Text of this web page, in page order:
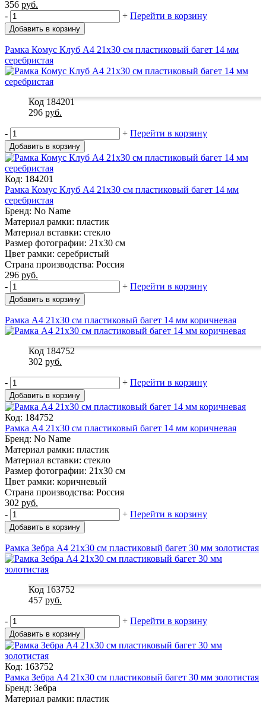
356 руб.
-
+ Перейти в корзину
Добавить в корзину
Рамка Комус Клуб А4 21x30 см пластиковый багет 14 мм
серебристая
Код 184201
296 руб.
- + Перейти в корзину
Добавить в корзину
Код: 184201
Рамка Комус Клуб А4 21x30 см пластиковый багет 14 мм
серебристая
Бренд: No Name
Материал рамки: пластик
Материал вставки: стекло
Размер фотографии: 21x30 см
Цвет рамки: серебристый
Страна производства: Россия
296 руб.
-
+ Перейти в корзину
Добавить в корзину
Рамка А4 21x30 см пластиковый багет 14 мм коричневая
Код 184752
302 руб.
- + Перейти в корзину
Добавить в корзину
Код: 184752
Рамка А4 21x30 см пластиковый багет 14 мм коричневая
Бренд: No Name
Материал рамки: пластик
Материал вставки: стекло
Размер фотографии: 21x30 см
Цвет рамки: коричневый
Страна производства: Россия
302 руб.
-
+ Перейти в корзину
Добавить в корзину
Рамка Зебра А4 21x30 см пластиковый багет 30 мм золотистая
Код 163752
457 руб.
- + Перейти в корзину
Добавить в корзину
Код: 163752
Рамка Зебра А4 21x30 см пластиковый багет 30 мм золотистая
Бренд: Зебра
Материал рамки: пластик